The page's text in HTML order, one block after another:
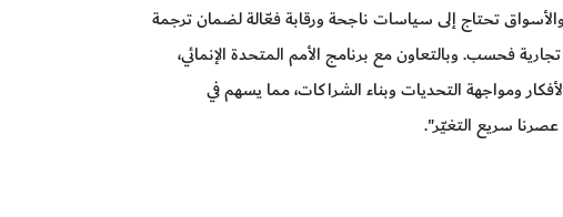
تحتاج إلى سياسات ناجحة ورقابة فعّالة لضمان ترجمة
فحسب. وبالتعاون مع برنامج الأمم المتحدة الإنمائي،
ومواجهة التحديات وبناء الشراكات، مما يسهم في
عصرنا سريع التغيّر".